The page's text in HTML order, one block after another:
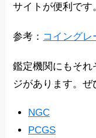
サイトが便利です
参考： コイングレ
鑑定機関にもそ
ジがあります。ぜ
NGC
PCGS